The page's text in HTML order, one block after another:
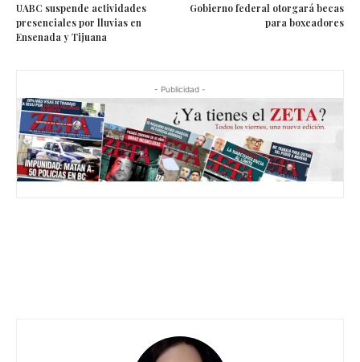
UABC suspende actividades
presenciales por lluvias en
Ensenada y Tijuana
Gobierno federal otorgará becas
para boxeadores
- Publicidad -